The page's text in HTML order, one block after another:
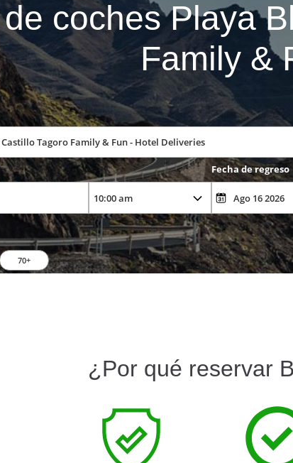
coches Playa
Family &
Fecha de regreso
70+
¿Por qué reservar